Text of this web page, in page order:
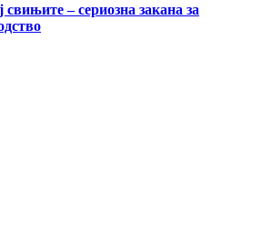
– сериозна закана за